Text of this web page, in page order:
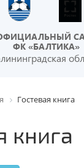
ФК «БАЛТИКА»
Гостевая книга
книга